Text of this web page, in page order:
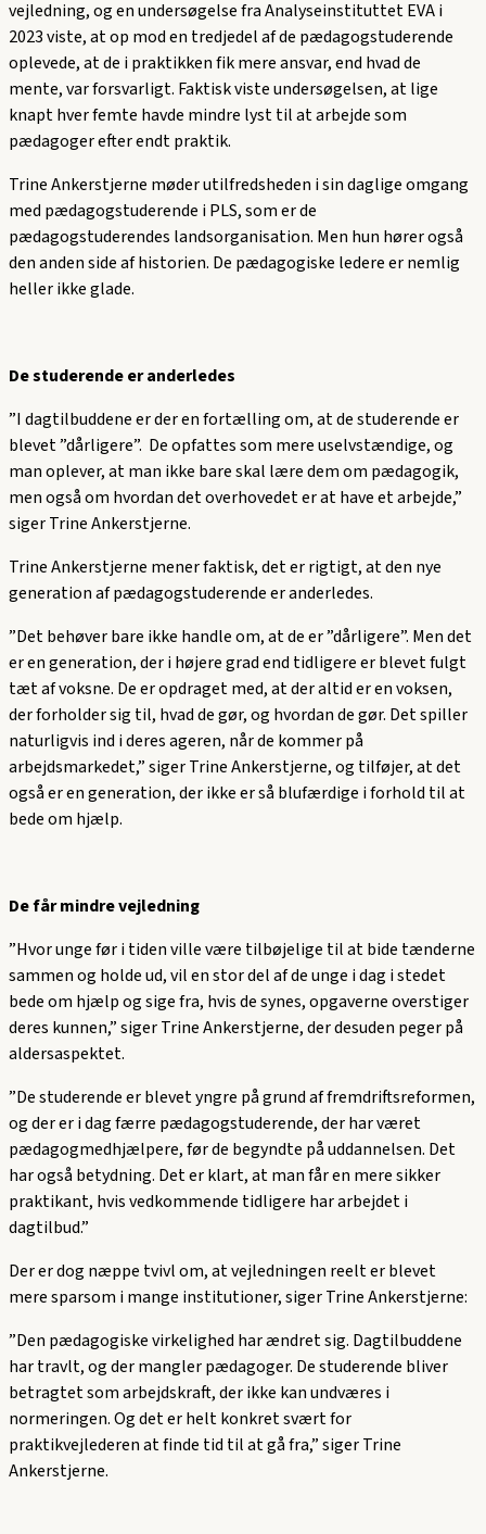
vejledning, og en undersøgelse fra Analyseinstituttet EVA i
2023 viste, at op mod en tredjedel af de pædagogstuderende
oplevede, at de i praktikken fik mere ansvar, end hvad de
mente, var forsvarligt. Faktisk viste undersøgelsen, at lige
knapt hver femte havde mindre lyst til at arbejde som
pædagoger efter endt praktik.
Trine Ankerstjerne møder utilfredsheden i sin daglige omgang
med pædagogstuderende i PLS, som er de
pædagogstuderendes landsorganisation. Men hun hører også
den anden side af historien. De pædagogiske ledere er nemlig
heller ikke glade.
De studerendeeranderledes
”I dagtilbuddene er der en fortælling om, at de studerende er
blevet ”dårligere”. De opfattes som mere uselvstændige, og
man oplever, at man ikke bare skal lære dem om pædagogik,
men også om hvordan det overhovedet er at have et arbejde,”
siger Trine Ankerstjerne.
Trine Ankerstjerne mener faktisk, det er rigtigt, at den nye
generation af pædagogstuderende er anderledes.
”Det behøver bare ikke handle om, at de er ”dårligere”. Men det
er en generation, der i højere grad end tidligere er blevet fulgt
tæt af voksne. De er opdraget med, at der altid er en voksen,
der forholder sig til, hvad de gør, og hvordan de gør. Det spiller
naturligvis ind i deres ageren, når de kommer på
arbejdsmarkedet,” siger Trine Ankerstjerne, og tilføjer, at det
også er en generation, der ikke er så blufærdige i forhold til at
bede om hjælp.
De får mindre vejledning
”Hvor unge før i tiden ville være tilbøjelige til at bide tænderne
sammen og holde ud, vil en stor del af de unge i dag i stedet
bede om hjælp og sige fra, hvis de synes, opgaverne overstiger
deres kunnen,” siger Trine Ankerstjerne, der desuden peger på
aldersaspektet.
”De studerende er blevet yngre på grund af fremdriftsreformen,
og der er i dag færre pædagogstuderende, der har været
pædagogmedhjælpere, før de begyndte på uddannelsen. Det
har også betydning. Det er klart, at man får en mere sikker
praktikant, hvis vedkommende tidligere har arbejdet i
dagtilbud.”
Der er dog næppe tvivl om, at vejledningen reelt er blevet
mere sparsom i mange institutioner, siger Trine Ankerstjerne:
”Den pædagogiske virkelighed har ændret sig. Dagtilbuddene
har travlt, og der mangler pædagoger. De studerende bliver
betragtet som arbejdskraft, der ikke kan undværes i
normeringen. Og det er helt konkret svært for
praktikvejlederen at finde tid til at gå fra,” siger Trine
Ankerstjerne.